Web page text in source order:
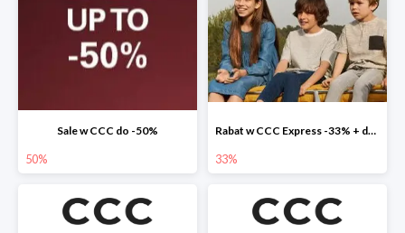
Sale w CCC do -50%
50%
Rabat w CCC Express -33% + darmowa dostawa
33%